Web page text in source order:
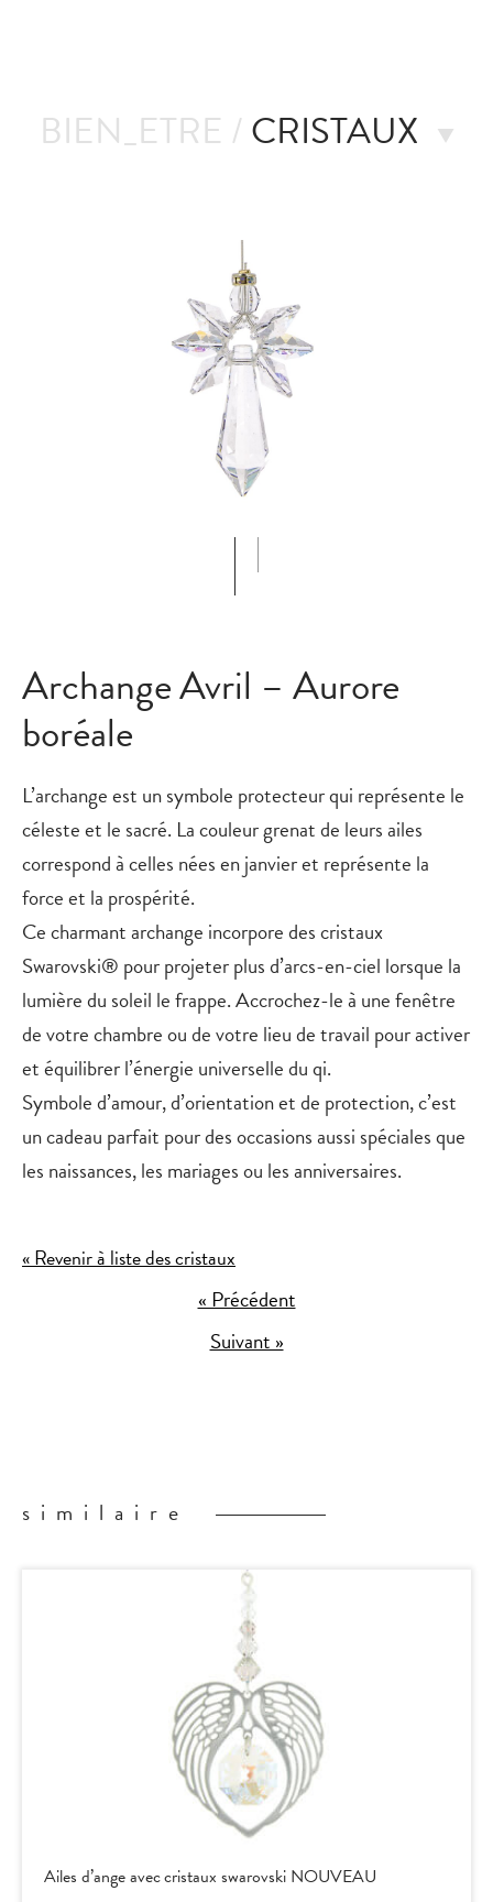
BIEN_ETRE / CRISTAUX
Archange Avril – Aurore
boréale
L’archange est un symbole protecteur qui représente le
céleste et le sacré. La couleur grenat de leurs ailes
correspond à celles nées en janvier et représente la
force et la prospérité.
Ce charmant archange incorpore des cristaux
Swarovski® pour projeter plus d’arcs-en-ciel lorsque la
lumière du soleil le frappe. Accrochez-le à une fenêtre
de votre chambre ou de votre lieu de travail pour activer
et équilibrer l’énergie universelle du qi.
Symbole d’amour, d’orientation et de protection, c’est
un cadeau parfait pour des occasions aussi spéciales que
les naissances, les mariages ou les anniversaires.
« Revenir à liste des cristaux
« Précédent
Suivant »
similaire
Ailes d’ange avec cristaux swarovski NOUVEAU